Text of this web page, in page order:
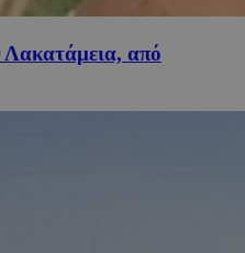
Λακατάμεια, από